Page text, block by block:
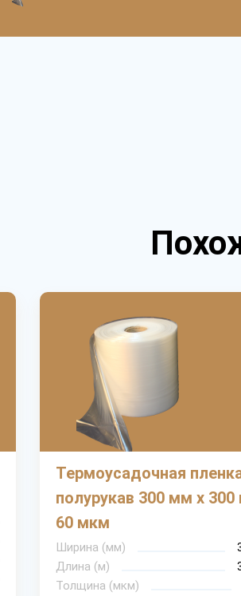
Термоусадочная
полурукав 300 мм х 300
60 мкм
Ширина (мм)
Длина (м)
Толщина (мкм)